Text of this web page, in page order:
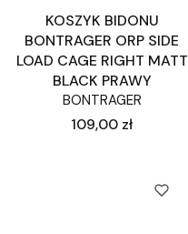
KOSZYK BIDONU
BONTRAGER ORP SIDE
LOAD CAGE RIGHT MATT
BLACK PRAWY
BONTRAGER
Cena
109,00 zł